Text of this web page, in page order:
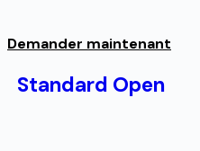
Demander maintenant
Standard Open